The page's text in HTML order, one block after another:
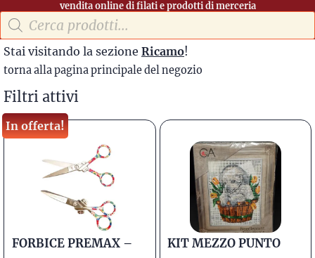
vendita online di filati e prodotti di merceria
Stai visitando la sezione Ricamo!
torna alla pagina principale del negozio
Filtri attivi
In offerta!
FORBICE PREMAX –
KIT MEZZO PUNTO